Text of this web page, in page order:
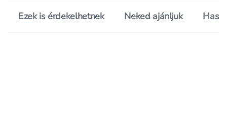
Ezek is érdekelhetnek Neked ajánljuk